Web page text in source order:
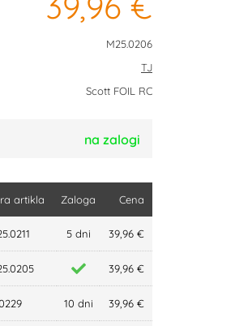
M25.0206
TJ
Scott FOIL RC
na zalogi
artikla Zaloga Cena
5 dni 39,96 €
39,96 €
10 dni 39,96 €